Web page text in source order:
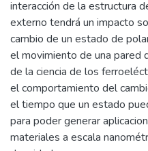
interacción de la estructura
externo tendrá un impacto
cambio de un estado de
el movimiento de una pared
de la ciencia de los
el comportamiento del
el tiempo que un estado
para poder generar
materiales a escala